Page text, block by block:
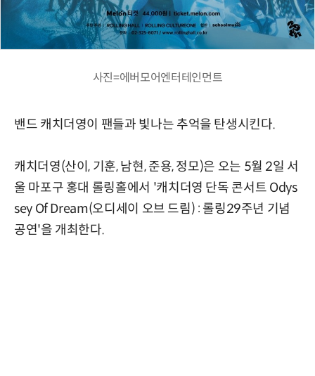
사진=에버모어엔터테인먼트
밴드 캐치더영이 팬들과 빛나는 추억을 탄생시킨다.
캐치더영(산이, 기훈, 남현, 준용, 정모)은 오는 5월 2일 서
울 마포구 홍대 롤링홀에서 '캐치더영 단독 콘서트 Odys
sey Of Dream(오디세이 오브 드림) : 롤링29주년 기념
공연'을 개최한다.